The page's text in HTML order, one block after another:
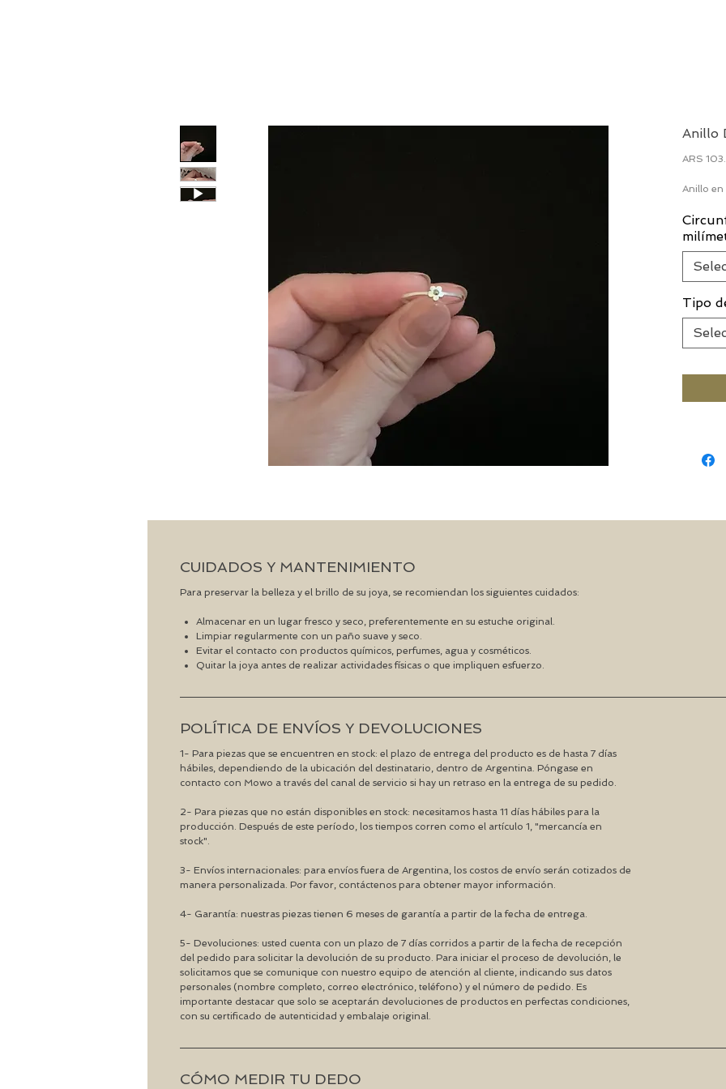
Anillo
ARS
Anillo en
Tipo
CUIDADOS Y MANTENIMIENTO
Para preservar la belleza y el brillo de su joya, se recomiendan los siguientes cuidados:
Almacenar en un lugar fresco y seco, preferentemente en su estuche original.
Limpiar regularmente con un paño suave y seco.
Evitar el contacto con productos químicos, perfumes, agua y cosméticos.
Quitar la joya antes de realizar actividades físicas o que impliquen esfuerzo.
POLÍTICA DE ENVÍOS Y DEVOLUCIONES
1- Para piezas que se encuentren en stock: el plazo de entrega del producto es de hasta 7 días
hábiles, dependiendo de la ubicación del destinatario, dentro de Argentina. Póngase en
contacto con Mowo a través del canal de servicio si hay un retraso en la entrega de su pedido.
2- Para piezas que no están disponibles en stock: necesitamos hasta 11 días hábiles para la
producción. Después de este período, los tiempos corren como el artículo 1, "mercancía en
stock".​
​3- Envíos internacionales: para envíos fuera de Argentina, los costos de envío serán cotizados de
manera personalizada. Por favor, contáctenos para obtener mayor información.
4- Garantía: nuestras piezas tienen 6 meses de garantía a partir de la fecha de entrega.
5- Devoluciones: usted cuenta con un plazo de 7 días corridos a partir de la fecha de recepción
del pedido para solicitar la devolución de su producto. Para iniciar el proceso de devolución, le
solicitamos que se comunique con nuestro equipo de atención al cliente, indicando sus datos
personales (nombre completo, correo electrónico, teléfono) y el número de pedido. Es
importante destacar que solo se aceptarán devoluciones de productos en perfectas condiciones,
con su certificado de autenticidad y embalaje original.
CÓMO MEDIR TU DEDO